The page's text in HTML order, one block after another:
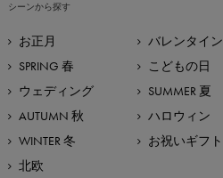
シーンから探す
お正月 バレンタイン
SPRING 春
こどもの日
ウェディング
SUMMER 夏
AUTUMN 秋
ハロウィン
WINTER 冬
お祝いギフト
北欧